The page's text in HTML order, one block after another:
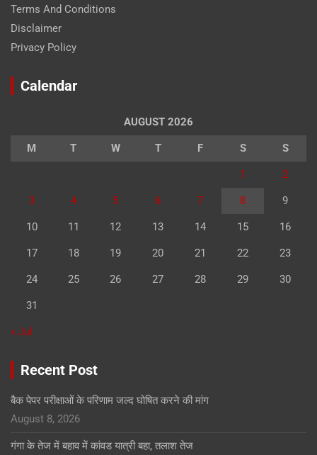
Terms And Conditions
Disclaimer
Privacy Policy
Calendar
AUGUST 2026
M T W T F S S
1 2
3 4 5 6 7 8 9
10 11 12 13 14 15 16
17 18 19 20 21 22 23
24 25 26 27 28 29 30
31
« Jul
Recent Post
बैक पेपर परीक्षाओं के परिणाम जल्द घोषित करने की मांग
August 8, 2026
गंगा के तेज में बहाव में कांवड यात्री बहा, तलाश तेज